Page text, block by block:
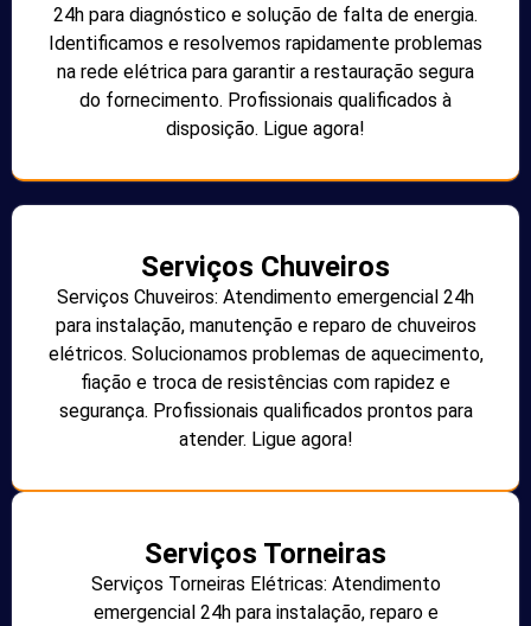
24h para diagnóstico e solução de falta de energia.
Identificamos e resolvemos rapidamente problemas
na rede elétrica para garantir a restauração segura
do fornecimento. Profissionais qualificados à
disposição. Ligue agora!
Serviços Chuveiros
Serviços Chuveiros: Atendimento emergencial 24h
para instalação, manutenção e reparo de chuveiros
elétricos. Solucionamos problemas de aquecimento,
fiação e troca de resistências com rapidez e
segurança. Profissionais qualificados prontos para
atender. Ligue agora!
Serviços Torneiras
Serviços Torneiras Elétricas: Atendimento
emergencial 24h para instalação, reparo e